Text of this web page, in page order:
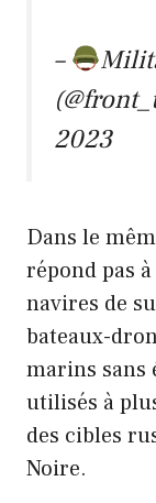
–
2023
Dans le
répond pas
navires de
bateaux-
marins sans
utilisés à
des cibles
Noire.